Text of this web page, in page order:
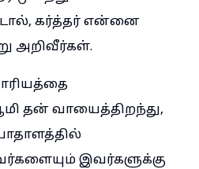
கர்த்தர் என்னை
அறிவீர்கள்.
தன் வாயைத்திறந்து,
இவர்களுக்கு